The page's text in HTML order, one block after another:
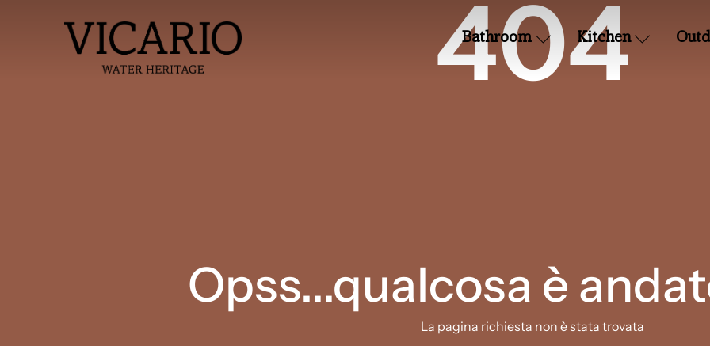
Bathroom Kitchen
404
Opss...qualcosa è
La pagina richiesta non è stata trovata